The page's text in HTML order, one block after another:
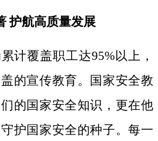
护航高质量发展
计覆盖职工达95%以上，
的宣传教育。国家安全教
的国家安全知识，更在他
护国家安全的种子。每一